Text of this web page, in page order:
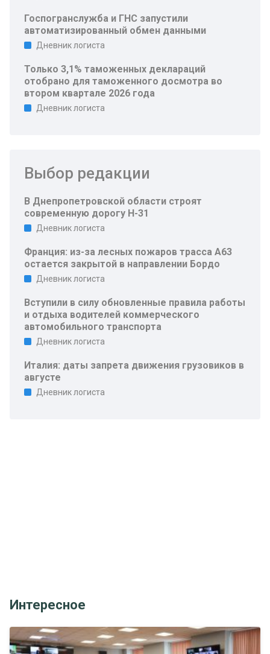
Госпогранслужба и ГНС запустили
автоматизированный обмен данными
Дневник логиста
Только 3,1% таможенных деклараций
отобрано для таможенного досмотра во
втором квартале 2026 года
Дневник логиста
Выбор редакции
В Днепропетровской области строят
современную дорогу Н-31
Дневник логиста
Франция: из-за лесных пожаров трасса A63
остается закрытой в направлении Бордо
Дневник логиста
Вступили в силу обновленные правила работы
и отдыха водителей коммерческого
автомобильного транспорта
Дневник логиста
Италия: даты запрета движения грузовиков в
августе
Дневник логиста
Интересное